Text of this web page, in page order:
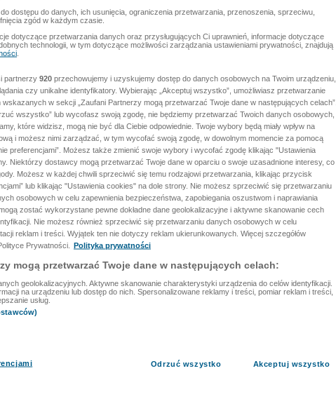
do dostępu do danych, ich usunięcia, ograniczenia przetwarzania, przenoszenia, sprzeciwu,
zgód w każdym czasie.
dotyczące przetwarzania danych oraz przysługujących Ci uprawnień, informacje dotyczące
technologii, w tym dotyczące możliwości zarządzania ustawieniami prywatności, znajdują
partnerzy 920 przechowujemy i uzyskujemy dostęp do danych osobowych na Twoim urządzeniu,
czy unikalne identyfikatory. Wybierając „Akceptuj wszystko”, umożliwiasz przetwarzanie
w sekcji „Zaufani Partnerzy mogą przetwarzać Twoje dane w następujących celach”.
wszystko” lub wycofasz swoją zgodę, nie będziemy przetwarzać Twoich danych osobowych,
które widzisz, mogą nie być dla Ciebie odpowiednie. Twoje wybory będą miały wpływ na
i możesz nimi zarządzać, w tym wycofać swoją zgodę, w dowolnym momencie za pomocą
preferencjami”. Możesz także zmienić swoje wybory i wycofać zgodę klikając "Ustawienia
Niektórzy dostawcy mogą przetwarzać Twoje dane w oparciu o swoje uzasadnione interesy, co
Możesz w każdej chwili sprzeciwić się temu rodzajowi przetwarzania, klikając przycisk
lub klikając "Ustawienia cookies" na dole strony. Nie możesz sprzeciwić się przetwarzaniu
osobowych w celu zapewnienia bezpieczeństwa, zapobiegania oszustwom i naprawiania
zostać wykorzystane pewne dokładne dane geolokalizacyjne i aktywne skanowanie cech
Nie możesz również sprzeciwić się przetwarzaniu danych osobowych w celu
reklam i treści. Wyjątek ten nie dotyczy reklam ukierunkowanych. Więcej szczegółów
Prywatności.
Polityka prywatności
mogą przetwarzać Twoje dane w następujących celach:
geolokalizacyjnych. Aktywne skanowanie charakterystyki urządzenia do celów identyfikacji.
na urządzeniu lub dostęp do nich. Spersonalizowane reklamy i treści, pomiar reklam i treści,
usług.
Odrzuć wszystko Akceptuj wszystko